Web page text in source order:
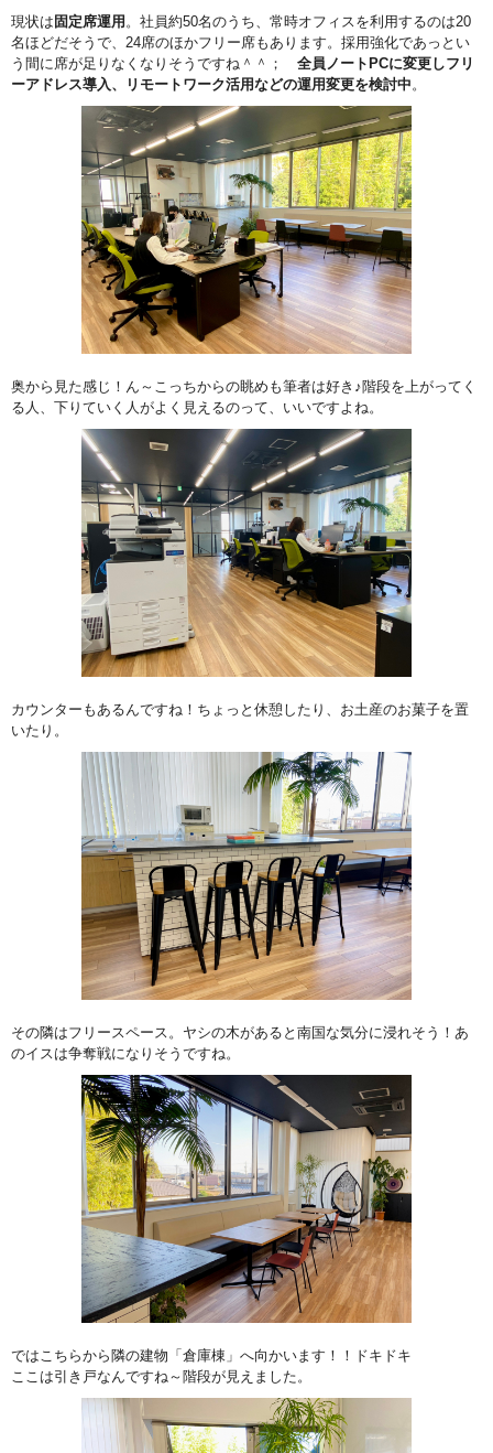
現状は 固定席運用 。社員約50名のうち、常時オフィスを利用するのは20
名ほどだそうで、24席のほかフリー席もあります。採用強化であっとい
う間に席が足りなくなりそうですね＾＾； 全員ノートPCに変更しフリ
ーアドレス導入、リモートワーク活用などの運用変更を検討中。
奥から見た感じ！ん～こっちからの眺めも筆者は好き♪階段を上がってく
る人、下りていく人がよく見えるのって、いいですよね。
カウンターもあるんですね！ちょっと休憩したり、お土産のお菓子を置
いたり。
その隣はフリースペース。ヤシの木があると南国な気分に浸れそう！あ
のイスは争奪戦になりそうですね。
ではこちらから隣の建物「倉庫棟」へ向かいます！！ドキドキ
ここは引き戸なんですね～階段が見えました。